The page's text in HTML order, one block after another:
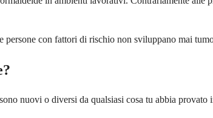
con fattori di rischio non sviluppano mai
nuovi o diversi da qualsiasi cosa tu abbia provato